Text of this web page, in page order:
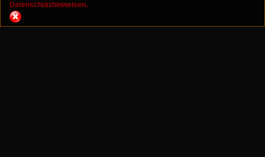
Datenschutzhinweisen.